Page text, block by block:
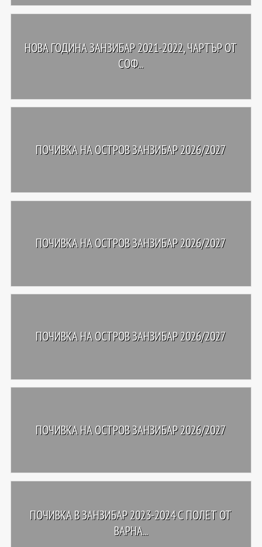
НОВА ГОДИНА ЗАНЗИБАР 2021-2022, ЧАРТЪР ОТ
СОФ...
ПОЧИВКА НА ОСТРОВ ЗАНЗИБАР 2026/2027
ПОЧИВКА НА ОСТРОВ ЗАНЗИБАР 2026/2027
ПОЧИВКА НА ОСТРОВ ЗАНЗИБАР 2026/2027
ПОЧИВКА НА ОСТРОВ ЗАНЗИБАР 2026/2027
ПОЧИВКА В ЗАНЗИБАР 2023-2024 С ПОЛЕТ ОТ
ВАРНА...